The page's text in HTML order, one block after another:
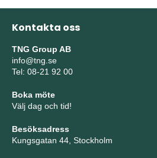
Kontakta oss
TNG Group AB
info@tng.se
Tel: 08-21 92 00
Boka möte
Välj dag och tid!
Besöksadress
Kungsgatan 44, Stockholm